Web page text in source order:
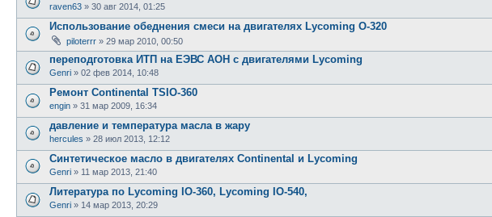
raven63 » 30 авг 2014, 01:25
Использование обеднения смеси на двигателях Lycoming O-320
piloterrr » 29 мар 2010, 00:50
переподготовка ИТП на ЕЭВС АОН с двигателями Lycoming
Genri » 02 фев 2014, 10:48
Ремонт Continental TSIO-360
engin » 31 мар 2009, 16:34
давление и температура масла в жару
hercules » 28 июл 2013, 12:12
Синтетическое масло в двигателях Continental и Lycoming
Genri » 11 мар 2013, 21:40
Литература по Lycoming IO-360, Lycoming IO-540,
Genri » 14 мар 2013, 20:29